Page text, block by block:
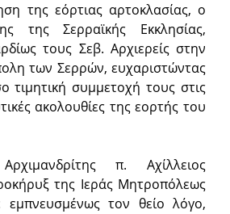
της εόρτιας αρτοκλασίας, ο
της Σερραϊκής Εκκλησίας,
τους Σεβ. Αρχιερείς στην
των Σερρών, ευχαριστώντας
τιμητική συμμετοχή τους στις
ακολουθίες της εορτής του
π. Αχίλλειος
της Ιεράς Μητροπόλεως
εμπνευσμένως τον θείο λόγο,